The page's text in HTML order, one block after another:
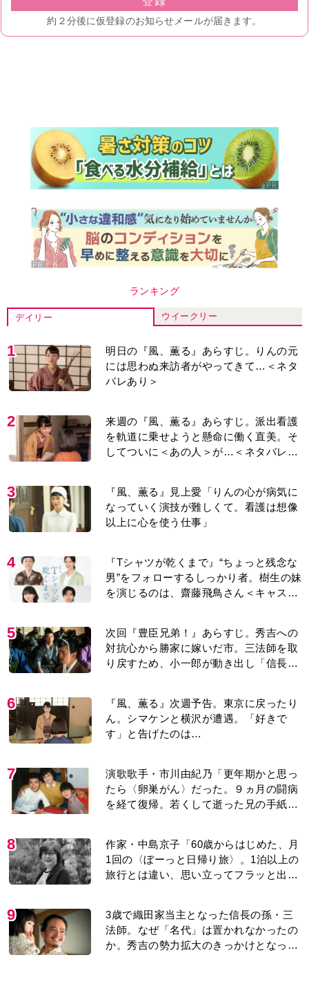
ランキング
デイリー ウイークリー
1
明日の『風、薫る』あらすじ。りんの元
には思わぬ来訪者がやってきて…＜ネタ
バレあり＞
2
来週の『風、薫る』あらすじ。派出看護
を軌道に乗せようと懸命に働く直美。そ
してついに＜あの人＞が…＜ネタバレあ
3
『風、薫る』見上愛「りんの心が病気に
なっていく演技が難しくて。看護は想像
以上に心を使う仕事」
4
『Tシャツが乾くまで』“ちょっと残念な
男”をフォローするしっかり者。樹生の妹
を演じるのは、齋藤飛鳥さん＜キャスト
5
次回『豊臣兄弟！』あらすじ。秀吉への
対抗心から勝家に嫁いだ市。三法師を取
り戻すため、小一郎が動き出し「信長の
6
『風、薫る』次週予告。東京に戻ったり
ん。シマケンと横沢が遭遇。「好きで
す」と告げたのは…
7
演歌歌手・市川由紀乃「更年期かと思っ
たら〈卵巣がん〉だった。９ヵ月の闘病
を経て復帰。若くして逝った兄の手紙を
8
作家・中島京子「60歳からはじめた、月
1回の〈ぼーっと日帰り旅〉。1泊以上の
旅行とは違い、思い立ってフラッと出か
9
3歳で織田家当主となった信長の孫・三
法師。なぜ「名代」は置かれなかったの
か。秀吉の勢力拡大のきっかけとなった